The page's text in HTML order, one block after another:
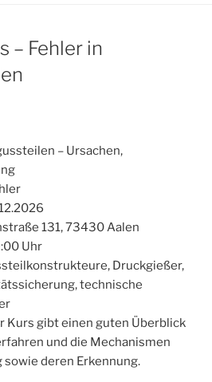
– Fehler in
– Ursachen,
131, 73430 Aalen
Uhr
Druckgießer,
technische
Kurs gibt einen guten Überblick
und die Mechanismen
deren Erkennung.